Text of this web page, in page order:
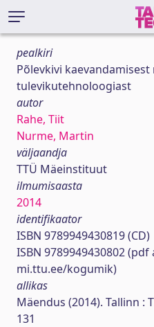
pealkiri
Põlevkivi
tulevikutehnoloogiast
autor
Rahe, Tiit
Nurme, Martin
väljaandja
TTÜ Mäeinstituut
ilmumisaasta
2014
identifikaator
ISBN 9789949430819 (CD)
ISBN 9789949430802 (pdf
mi.ttu.ee/kogumik)
allikas
Mäendus (2014). Tallinn :
131